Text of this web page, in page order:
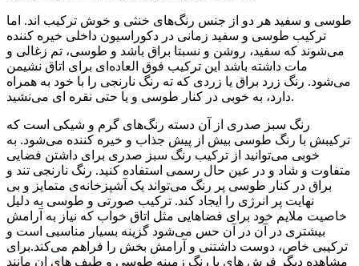
طوسی و سفید هر دو از جنس رنگ‌های خنثی و خوش ترکیب اند. اما
ترکیب طوسی و سفید زمانی در دکوراسیون داخلی خیره کننده
می‌شوند که سفید، روشن و نسبتا براق باشد و طوسی، تم زغالی و
مات داشته باشد این ترکیب فوق العاده‌ای برای اتاق نشیمن
می‌شود. رنگ زرد براق یا زردی که ته رنگ نارنجی را با خود به همراه
دارد، به خوبی در کنار طوسی و یا حتی نقره ای می‌نشید.
رنگ سبز صدری از آن دسته رنگ‌های گرم و شیکی است که
ترکیبش با رنگ طوسی بیش از پیش جذاب و خیره کننده می‌شود. به
خوبی می‌توانید از ترکیب رنگ سبز صدری برای داشتن فضایی
متفاوت و شاد و در عین حال رسمی استفاده کنید. رنگ نارنجی تند و
براق در کنار طوسی پر رنگ می‌تواند یک آشپزخانه‌ی متمایز و بی
نهایت پر انرژی را ایجاد کند. ترکیب صورتی و طوسی به دلیل
خاصیت ملایم خود برای فضا‌هایی مثل اتاق خواب که نیاز به آرامش
بیشتری در آن در آن حس می‌شود گزینه بسیار مناسبی است و
ترکیبی خاص، دوست داشتنی و آرامش بخش را فراهم می‌کند.برای
مشاهده دیگر فرش های با رنگ زمینه طوسی و طیف های ان مانند